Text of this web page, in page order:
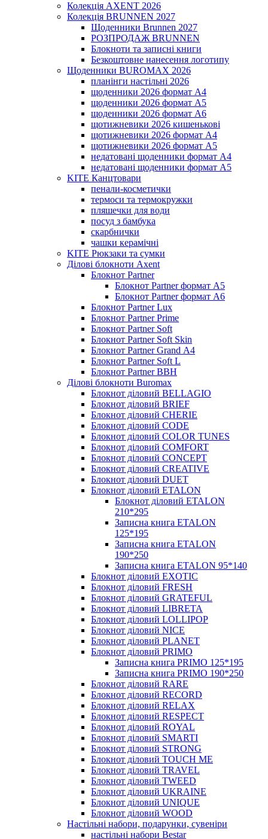
Колекція AXENT 2026
Колекція BRUNNEN 2027
Щоденники Brunnen 2027
РОЗПРОДАЖ BRUNNEN
Блокноти та записні книги
Безкоштовне нанесення логотипу
Щоденники BUROMAX 2026
планінги настільні 2026
щоденники 2026 формат А4
щоденники 2026 формат А5
щоденники 2026 формат А6
щотижневики 2026 кишенькові
щотижневики 2026 формат А4
щотижневики 2026 формат А5
недатовані щоденники формат А4
недатовані щоденники формат А5
KITE Канцтовари
пенали-косметички
термоси та термокружки
пляшечки для води
посуд з бамбука
скарбнички
чашки керамічні
KITE Рюкзаки та сумки
Ділові блокноти Axent
Блокнот Partner
Блокнот Partner формат А5
Блокнот Partner формат А6
Блокнот Partner Lux
Блокнот Partner Prime
Блокнот Partner Soft
Блокнот Partner Soft Skin
Блокнот Partner Grand А4
Блокнот Partner Soft L
Блокнот Partner BBH
Ділові блокноти Buromax
Блокнот діловий BELLAGIO
Блокнот діловий BRIEF
Блокнот діловий CHERIE
Блокнот діловий CODE
Блокнот діловий COLOR TUNES
Блокнот діловий COMFORT
Блокнот діловий CONCEPT
Блокнот діловий CREATIVE
Блокнот діловий DUET
Блокнот діловий ETALON
Блокнот діловий ETALON
210*295
Записна книга ETALON
125*195
Записна книга ETALON
190*250
Записна книга ETALON 95*140
Блокнот діловий EXOTIC
Блокнот діловий FRESH
Блокнот діловий GRATEFUL
Блокнот діловий LIBRETA
Блокнот діловий LOLLIPOP
Блокнот діловий NICE
Блокнот діловий PLANET
Блокнот діловий PRIMO
Записна книга PRIMO 125*195
Записна книга PRIMO 190*250
Блокнот діловий RARE
Блокнот діловий RECORD
Блокнот діловий RELAX
Блокнот діловий RESPECT
Блокнот діловий ROYAL
Блокнот діловий SMARTI
Блокнот діловий STRONG
Блокнот діловий TOUCH ME
Блокнот діловий TRAVEL
Блокнот діловий TWEED
Блокнот діловий UKRAINE
Блокнот діловий UNIQUE
Блокнот діловий WOOD
Настільні набори, подарунки, сувеніри
настільні набори Bestar